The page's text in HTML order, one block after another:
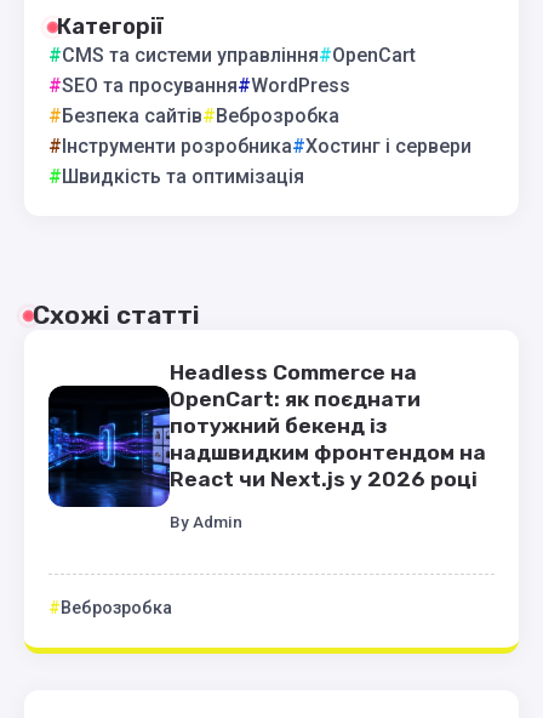
Категорії
CMS та системи управління
OpenCart
SEO та просування
WordPress
Безпека сайтів
Веброзробка
Інструменти розробника
Хостинг і сервери
Швидкість та оптимізація
Схожі статті
Headless Commerce на
OpenCart: як поєднати
потужний бекенд із
надшвидким фронтендом на
React чи Next.js у 2026 році
By Admin
Веброзробка